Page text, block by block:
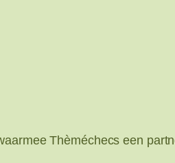
Thèméchecs een